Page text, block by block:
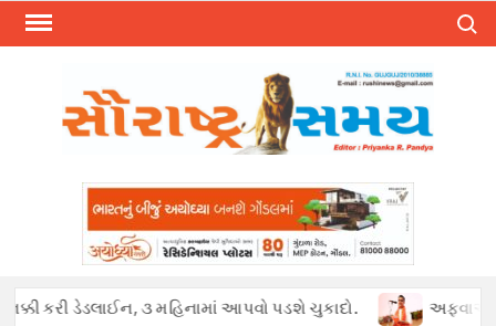
Skip
ડેડલાઈન, ૩ મહિનામાં આપવો પડશે ચુકાદો. અફવાઓથી હડકંપ :